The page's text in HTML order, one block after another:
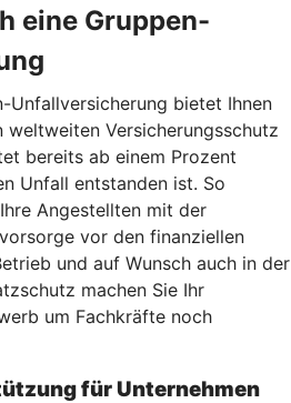
eine Gruppen-
Unfallversicherung bietet Ihnen
weltweiten Versicherungsschutz
bereits ab einem Prozent
Unfall entstanden ist. So
Angestellten mit der
vor den finanziellen
und auf Wunsch auch in der
machen Sie Ihr
um Fachkräfte noch
für Unternehmen